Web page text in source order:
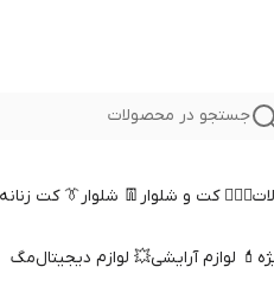
جستجو در محصولات
🤵🏻‍♀️ کت و شلوار 👖 شلوار👔 کت زنانه
💄 لوازم آرایشی💥 لوازم دیجیتالمگ